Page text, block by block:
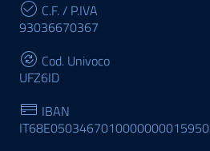
C.F. / P.IVA
93036670367
Cod. Univoco
UFZ6ID
IBAN
IT68E0503467010000000015950